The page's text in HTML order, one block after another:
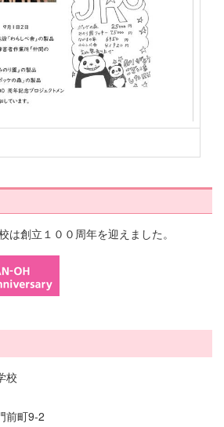
は創立１００周年を迎えました。
校
前町9-2